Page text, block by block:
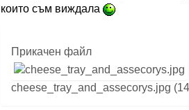
които съм виждала
Прикачен файл
cheese_tray_and_assecorys.jpg